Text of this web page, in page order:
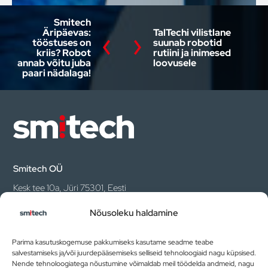
Nõusoleku haldamine
Parima kasutuskogemuse pakkumiseks kasutame seadme teabe
salvestamiseks ja/või juurdepääsemiseks selliseid tehnoloogiaid nagu küpsised.
Nende tehnoloogiatega nõustumine võimaldab meil töödelda andmeid, nagu
Smitech
Äripäevas:
tööstuses on
kriis? Robot
annab võitu juba
paari nädalaga!
TalTechi vilistlane
suunab robotid
rutiini ja inimesed
loovusele
Smitech OÜ
Kesk tee 10a, Jüri 75301, Eesti
info@smitech.ee